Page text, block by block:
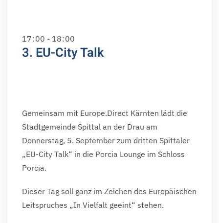
17:00 - 18:00
3. EU-City Talk
Gemeinsam mit Europe.Direct Kärnten lädt die
Stadtgemeinde Spittal an der Drau am
Donnerstag, 5. September zum dritten Spittaler
„EU-City Talk“ in die Porcia Lounge im Schloss
Porcia.
Dieser Tag soll ganz im Zeichen des Europäischen
Leitspruches „In Vielfalt geeint“ stehen.